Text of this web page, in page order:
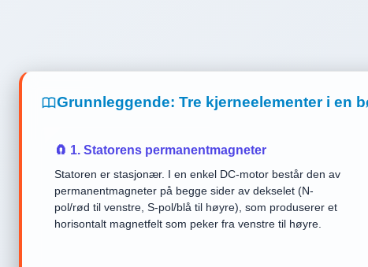
Grunnleggende: Tre kjerneelementer i en
🧲 1. Statorens permanentmagneter
Statoren er stasjonær. I en enkel DC-motor består den av
permanentmagneter på begge sider av dekselet (N-
pol/rød til venstre, S-pol/blå til høyre), som produserer et
horisontalt magnetfelt som peker fra venstre til høyre.